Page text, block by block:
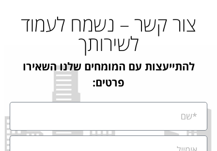
צור קשר – נשמח לעמוד
לשירותך
להתייעצות עם המומחים שלנו השאירו
פרטים: